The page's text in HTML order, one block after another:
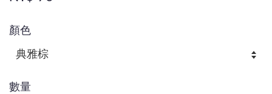
顏色
數量